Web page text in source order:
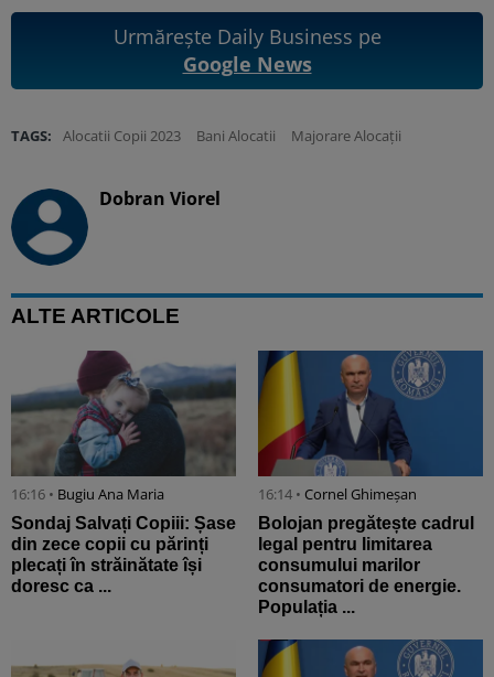
Urmărește Daily Business pe
Google News
TAGS: Alocatii Copii 2023 Bani Alocatii Majorare Alocații
Dobran Viorel
ALTE ARTICOLE
16:16 • Bugiu ⁠Ana Maria
Sondaj Salvați Copiii: Șase
din zece copii cu părinți
plecați în străinătate își
doresc ca ...
16:14 • Cornel Ghimeșan
Bolojan pregătește cadrul
legal pentru limitarea
consumului marilor
consumatori de energie.
Populația ...